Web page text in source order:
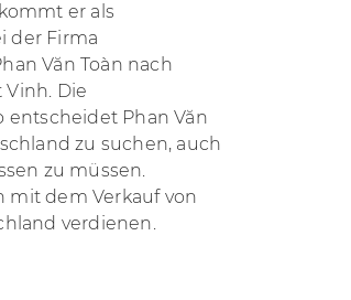
er als
der Firma
Văn Toàn nach
Die
entscheidet Phan Văn
zu suchen, auch
zu müssen.
mit dem Verkauf von
verdienen.